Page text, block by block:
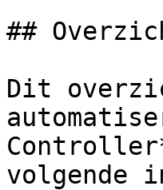
##
Dit
volgende